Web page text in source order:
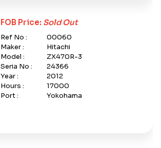
FOB Price: Sold Out
Ref No :
00060
Maker :
Hitachi
Model :
ZX470R-3
Seria No :
24366
Year :
2012
Hours :
17000
Port :
Yokohama